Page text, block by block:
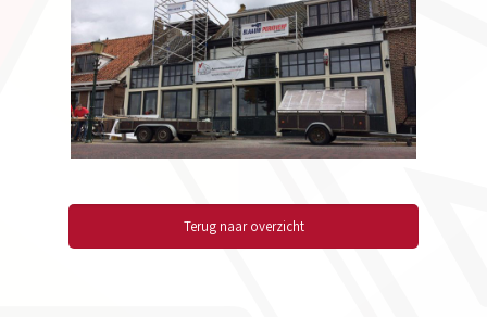
Terug naar overzicht